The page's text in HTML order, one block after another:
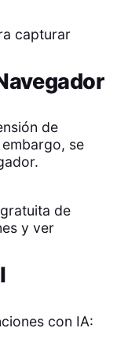
capturar
de
se
de
y ver
con IA: